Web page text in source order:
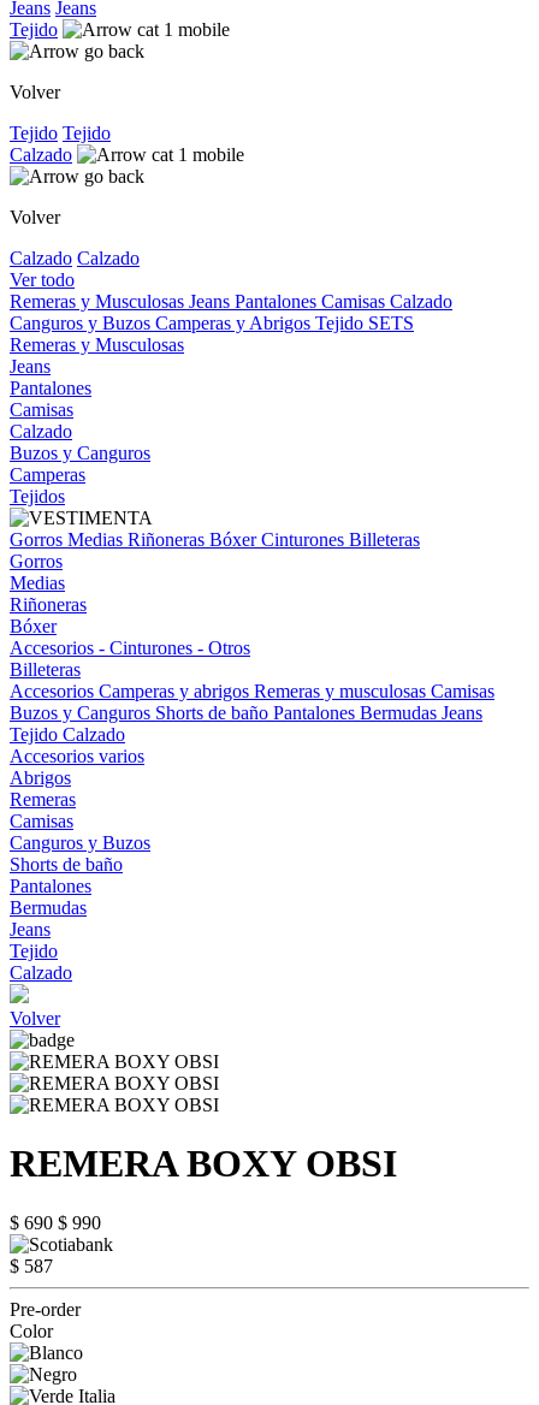
Jeans Jeans
Tejido
Volver
Tejido Tejido
Calzado
Volver
Calzado Calzado
Ver todo
Remeras y Musculosas Jeans Pantalones Camisas Calzado
Canguros y Buzos Camperas y Abrigos Tejido SETS
Remeras y Musculosas
Jeans
Pantalones
Camisas
Calzado
Buzos y Canguros
Camperas
Tejidos
Gorros Medias Riñoneras BóxerCinturones Billeteras
Gorros
Medias
Riñoneras
Bóxer
Accesorios - Cinturones - Otros
Billeteras
Accesorios Camperas y abrigos Remeras y musculosas Camisas
Buzos y Canguros Shorts de baño Pantalones Bermudas Jeans
Tejido Calzado
Accesorios varios
Abrigos
Remeras
Camisas
Canguros y Buzos
Shorts de baño
Pantalones
Bermudas
Jeans
Tejido
Calzado
Volver
REMERA BOXY OBSI
$ 690 $ 990
$ 587
Pre-order
Color